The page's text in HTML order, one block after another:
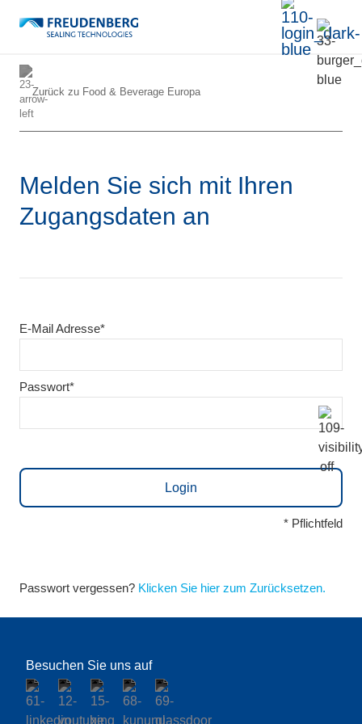
Zurück zu Food & Beverage Europa
Melden Sie sich mit Ihren
Zugangsdaten an
E-Mail Adresse*
Passwort*
* Pflichtfeld
Passwort vergessen? Klicken Sie hier zum Zurücksetzen.
Besuchen Sie uns auf